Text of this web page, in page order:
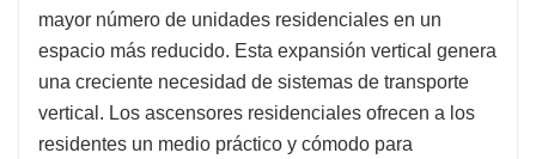
mayor número de unidades residenciales en un
espacio más reducido. Esta expansión vertical genera
una creciente necesidad de sistemas de transporte
vertical. Los ascensores residenciales ofrecen a los
residentes un medio práctico y cómodo para